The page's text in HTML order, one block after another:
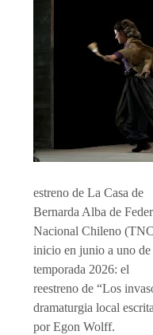
estreno de La Casa de
Bernarda Alba de
Nacional Chileno
inicio en junio a uno de
temporada 2026: el
reestreno de “Los
dramaturgia local
por Egon Wolff.